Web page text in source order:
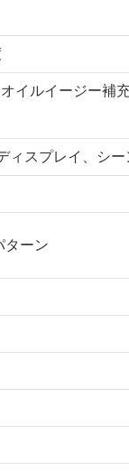
イルイージー補
ィスプレイ、シ
ターン